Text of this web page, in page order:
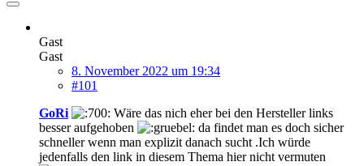
Gast
Gast
8. November 2022 um 19:34
#101
GoRi
Wäre das nich eher bei den Hersteller links
besser aufgehoben
da findet man es doch sicher
schneller wenn man explizit danach sucht .Ich würde
jedenfalls den link in diesem Thema hier nicht vermuten